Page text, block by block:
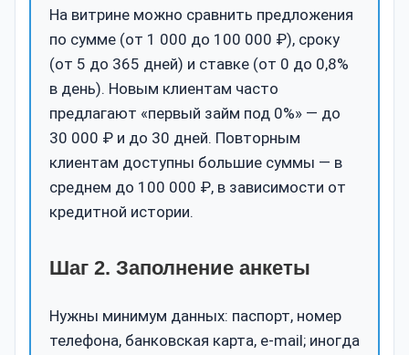
На витрине можно сравнить предложения
по сумме (от 1 000 до 100 000 ₽), сроку
(от 5 до 365 дней) и ставке (от 0 до 0,8%
в день). Новым клиентам часто
предлагают «первый займ под 0%» — до
30 000 ₽ и до 30 дней. Повторным
клиентам доступны большие суммы — в
среднем до 100 000 ₽, в зависимости от
кредитной истории.
Шаг 2. Заполнение анкеты
Нужны минимум данных: паспорт, номер
телефона, банковская карта, e‑mail; иногда